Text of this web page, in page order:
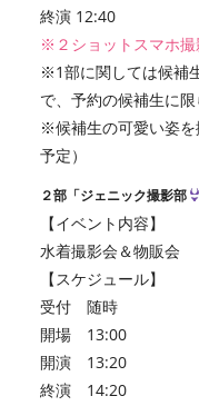
終演 12:40
※２ショットスマホ撮
※1部に関しては候補
で、予約の候補生に限
※候補生の可愛い姿
予定）
２部「ジェニック撮影部
【イベント内容】
水着撮影会＆物販会
【スケジュール】
受付 随時
開場 13:00
開演 13:20
終演 14:20